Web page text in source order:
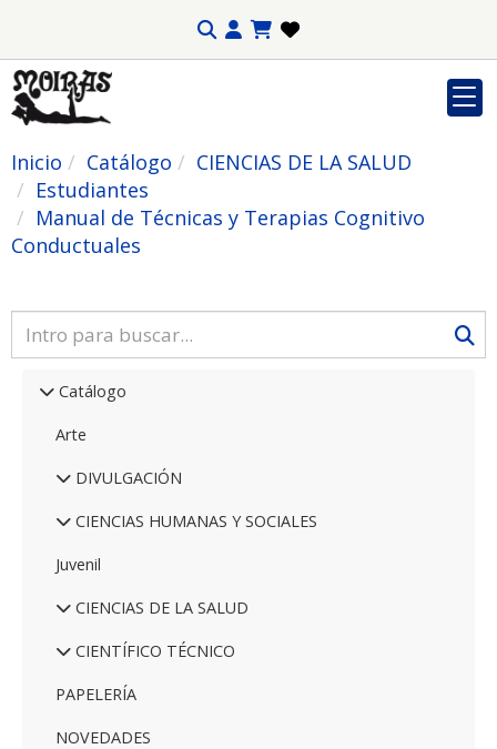
Inicio Catálogo
CIENCIAS DE LA SALUD
Estudiantes
Manual de Técnicas y Terapias Cognitivo
Conductuales
Catálogo
Arte
DIVULGACIÓN
CIENCIAS HUMANAS Y SOCIALES
Juvenil
CIENCIAS DE LA SALUD
CIENTÍFICO TÉCNICO
PAPELERÍA
NOVEDADES